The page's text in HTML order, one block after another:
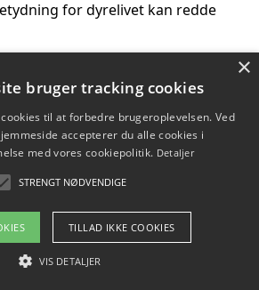
for dyrelivet kan redde
til unge voksne støtte bevarelsen
2026 - Pilanto Aps
Blog Betingelser
×
bruger tracking cookies
til at forbedre brugeroplevelsen. Ved
accepterer du alle cookies i
med vores cookiepolitik. Detaljer
STRENGT NØDVENDIGE
TILLAD IKKE COOKIES
VIS DETALJER